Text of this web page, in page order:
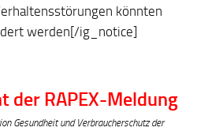
könnten
werden[/ig_notice]
der RAPEX-Meldung
Gesundheit und Verbraucherschutz der